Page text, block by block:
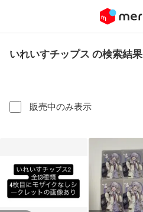
いれいすチップス の検索結果
販売中のみ表示